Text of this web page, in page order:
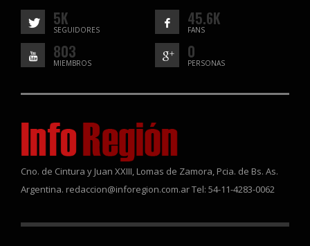
5K
SEGUIDORES
45.6K
FANS
803
MIEMBROS
0
PERSONAS
Cno. de Cintura y Juan XXIII, Lomas de Zamora, Pcia. de Bs. As.
Argentina. redaccion@inforegion.com.ar Tel: 54-11-4283-0062